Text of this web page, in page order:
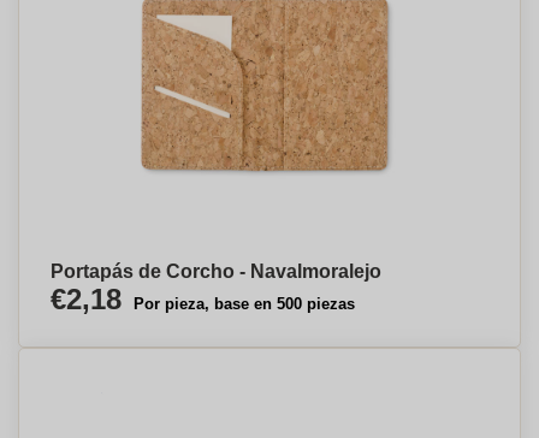
Portapás de Corcho - Navalmoralejo
€2,18 Por pieza, base en 500 piezas